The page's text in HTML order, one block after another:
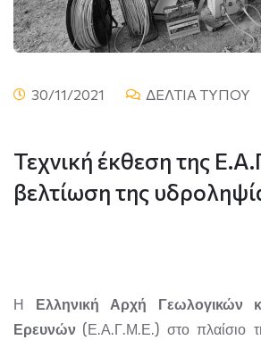
30/11/2021 ΔΕΛΤΙΑ ΤΥΠΟΥ
Τεχνική έκθεση της
βελτίωση της
Η Ελληνική Αρχή Γεωλογικών
Ερευνών (Ε.Α.Γ.Μ.Ε.) στο πλαίσιο